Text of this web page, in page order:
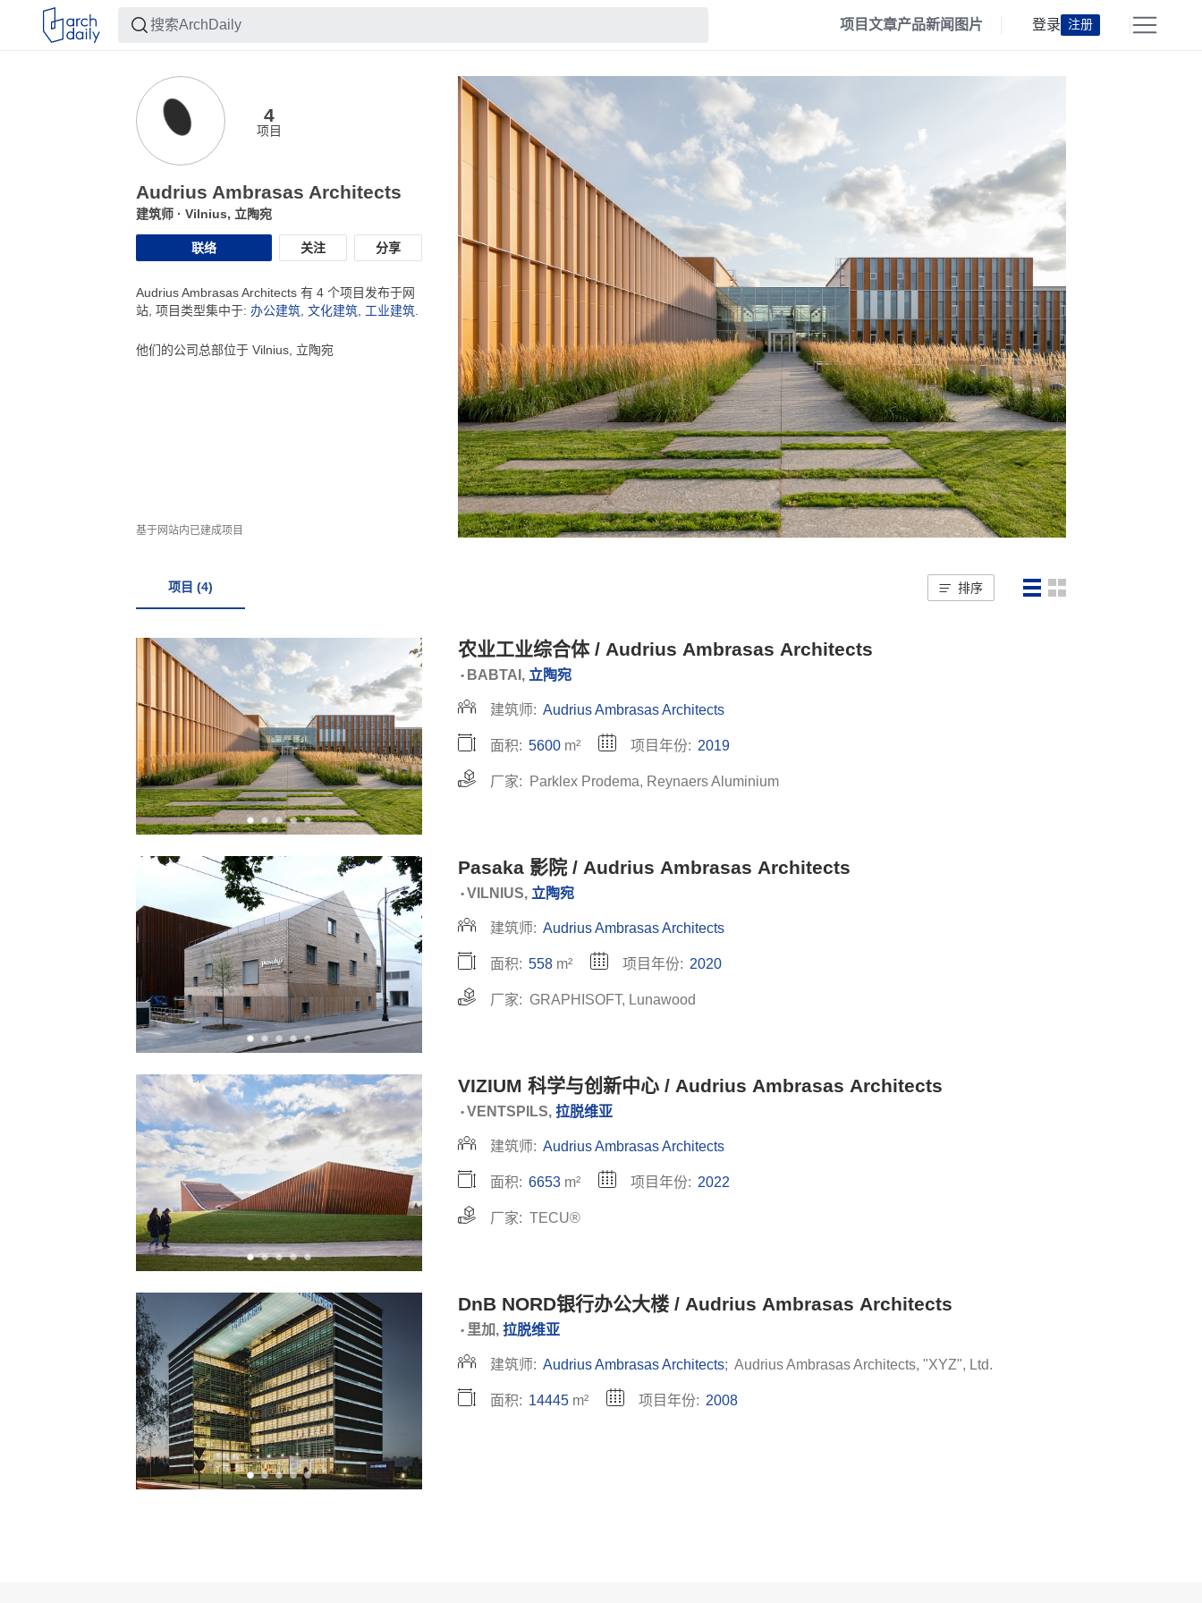
项目文章产品新闻 图片 登录 注册
4
项目
Audrius Ambrasas Architects
建筑师 · Vilnius, 立陶宛
联络 关注 分享
Audrius Ambrasas Architects 有 4 个项目发布于网
站, 项目类型集中于: 办公建筑 文化建筑 工业建筑
他们的公司总部位于 Vilnius, 立陶宛
基于网站内已建成项目
项目 (4) 排序
农业工业综合体 / Audrius Ambrasas Architects
• BABTAI, 立陶宛
建筑师: Audrius Ambrasas Architects
面积: 5600 m² 项目年份: 2019
厂家: Parklex Prodema, Reynaers Aluminium
Pasaka 影院 / Audrius Ambrasas Architects
• VILNIUS, 立陶宛
建筑师: Audrius Ambrasas Architects
面积: 558 m² 项目年份: 2020
厂家: GRAPHISOFT, Lunawood
VIZIUM 科学与创新中心 / Audrius Ambrasas Architects
• VENTSPILS, 拉脱维亚
建筑师: Audrius Ambrasas Architects
面积: 6653 m² 项目年份: 2022
厂家: TECU®
DnB NORD银行办公大楼 / Audrius Ambrasas Architects
• 里加, 拉脱维亚
建筑师: Audrius Ambrasas Architects; Audrius Ambrasas Architects, "XYZ", Ltd.
面积: 14445 m² 项目年份: 2008